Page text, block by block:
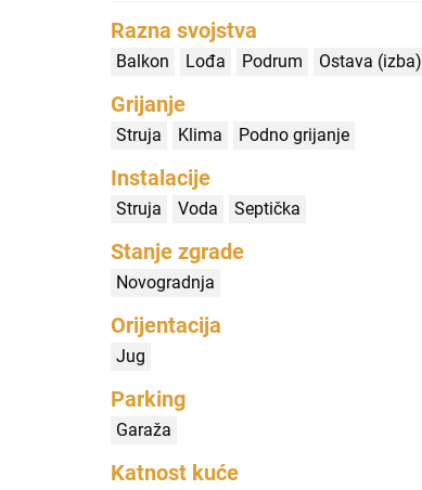
Razna svojstva
Balkon Lođa Podrum Ostava (izba)
Grijanje
Struja Klima Podno grijanje
Instalacije
Struja Voda Septička
Stanje zgrade
Novogradnja
Orijentacija
Jug
Parking
Garaža
Katnost kuće